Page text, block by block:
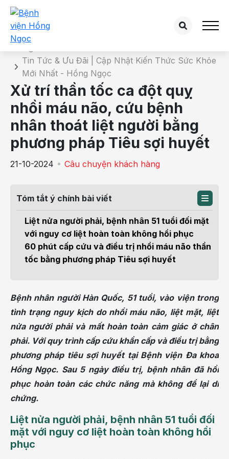
Chi tiết tin tức
Tin Tức & Ưu Đãi | Cập Nhật Kiến Thức Sức Khỏe
Mới Nhất - Hồng Ngọc
Xử trí thần tốc ca đột quỵ
nhồi máu não, cứu bệnh
nhân thoát liệt người bằng
phương pháp Tiêu sợi huyết
21-10-2024 Câu chuyện khách hàng
Tóm tắt ý chính bài viết
Liệt nửa người phải, bệnh nhân 51 tuổi đối mặt
với nguy cơ liệt hoàn toàn không hồi phục
60 phút cấp cứu và điều trị nhồi máu não thần
tốc bằng phương pháp Tiêu sợi huyết
Bệnh nhân người Hàn Quốc, 51 tuổi, vào viện trong
tình trạng nguy kịch do nhồi máu não, liệt mặt, liệt
nửa người phải và mất hoàn toàn cảm giác ở chân
phải. Với quy trình cấp cứu khẩn cấp và điều trị bằng
phương pháp tiêu sợi huyết tại Bệnh viện Đa khoa
Hồng Ngọc. Sau 5 ngày điều trị, bệnh nhân đã hồi
phục hoàn toàn các chức năng mà không để lại di
chứng.
Liệt nửa người phải, bệnh nhân 51 tuổi đối
mặt với nguy cơ liệt hoàn toàn không hồi
phục